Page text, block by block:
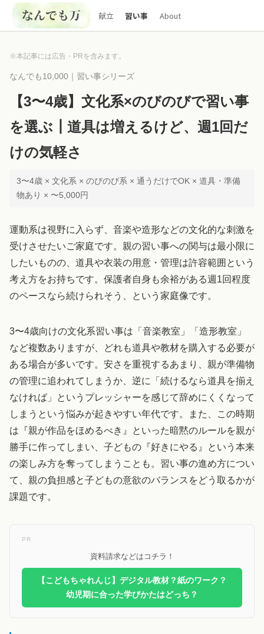
献立 習い事 About
※本記事には広告・PRを含みます。
なんでも10,000｜習い事シリーズ
【3〜4歳】文化系×のびのびで習い事
を選ぶ┃道具は増えるけど、週1回だ
けの気軽さ
3〜4歳 × 文化系 × のびのび系 × 通うだけでOK × 道具・準備
物あり × 〜5,000円
運動系は視野に入らず、音楽や造形などの文化的な刺激を
受けさせたいご家庭です。親の習い事への関与は最小限に
したいものの、道具や衣装の用意・管理は許容範囲という
考え方をお持ちです。保護者自身も余裕がある週1回程度
のペースなら続けられそう、という家庭像です。
3〜4歳向けの文化系習い事は「音楽教室」「造形教室」
など複数ありますが、どれも道具や教材を購入する必要が
ある場合が多いです。安さを重視するあまり、親が準備物
の管理に追われてしまうか、逆に「続けるなら道具を揃え
なければ」というプレッシャーを感じて辞めにくくなって
しまうという悩みが起きやすい年代です。また、この時期
は『親が作品をほめるべき』といった暗黙のルールを親が
勝手に作ってしまい、子どもの『好きにやる』という本来
の楽しみ方を奪ってしまうことも。習い事の進め方につい
て、親の負担感と子どもの意欲のバランスをどう取るかが
課題です。
PR
資料請求などはコチラ！
【こどもちゃれんじ】デジタル教材？紙のワーク？
幼児期に合った学びかたはどっち？